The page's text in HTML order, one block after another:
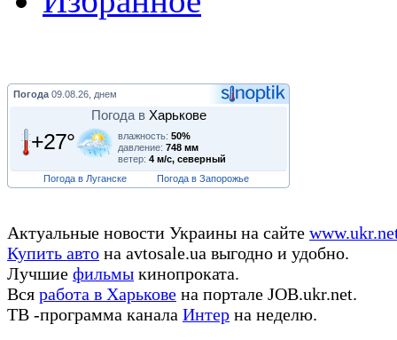
Погода 09.08.26, днем
Погода в Харькове
+27° влажность: 50%
давление: 748 мм
ветер: 4 м/с, северный
Погода в Луганске
Погода в Запорожье
Актуальные новости Украины на сайте
Купить авто на avtosale.ua выгодно и удобно.
Лучшие фильмы кинопроката.
Вся работа в Харькове на портале JOB.ukr.net.
ТВ -программа канала Интер на неделю.